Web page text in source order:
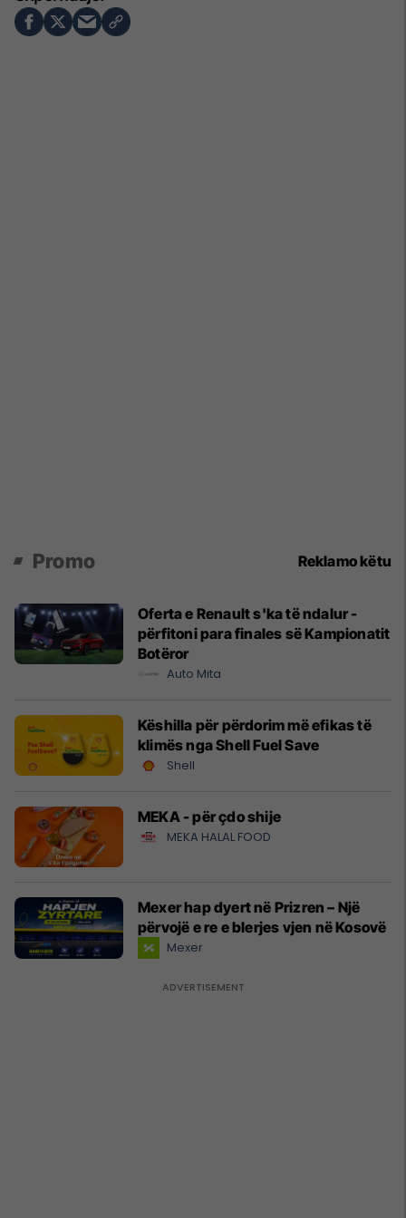
Promo Reklamo këtu
Oferta e Renault s'ka të ndalur -
përfitoni para finales së Kampionatit
Botëror
Auto Mita
Këshilla për përdorim më efikas të
klimës nga Shell Fuel Save
Shell
MEKA - për çdo shije
MEKA HALAL FOOD
Mexer hap dyert në Prizren – Një
përvojë e re e blerjes vjen në Kosovë
Mexer